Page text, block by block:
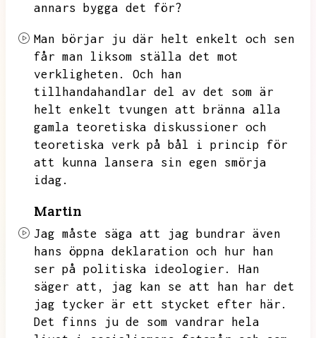
annars bygga det för?
Man börjar ju där helt enkelt och sen
får man liksom ställa det mot
verkligheten.
Och han
tillhandahandlar del av det som är
helt enkelt tvungen att bränna alla
gamla teoretiska diskussioner och
teoretiska verk på bål i princip för
att kunna lansera sin egen smörja
idag.
Martin
Jag måste säga att jag bundrar även
hans öppna deklaration och hur han
ser på politiska ideologier.
Han
säger att,
jag kan se att han har det
jag tycker är ett stycket efter här.
Det finns ju de som vandrar hela